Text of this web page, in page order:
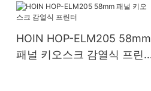
HOIN HOP-ELM205 58mm
패널 키오스크 감열식 프린